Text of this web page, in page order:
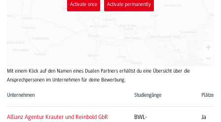
Activate once Activate permanently
Mit einem Klick auf den Namen eines Dualen Partners erhältst du eine Übersicht über die
Ansprechpersonen im Unternehmen für deine Bewerbung.
Unternehmen Studiengänge Plätze
Allianz Agentur Krauter und Reinbold GbR
BWL-
Ja